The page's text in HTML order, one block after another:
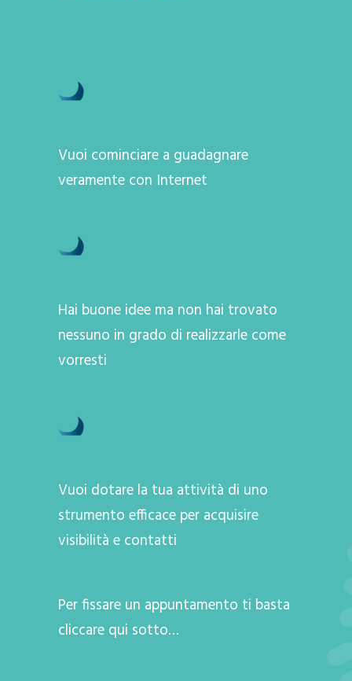
Vuoi cominciare a guadagnare
veramente con Internet
Hai buone idee ma non hai trovato
nessuno in grado di realizzarle come
vorresti
Vuoi dotare la tua attività di uno
strumento efficace per acquisire
visibilità e contatti
Per fissare un appuntamento ti basta
cliccare qui sotto…